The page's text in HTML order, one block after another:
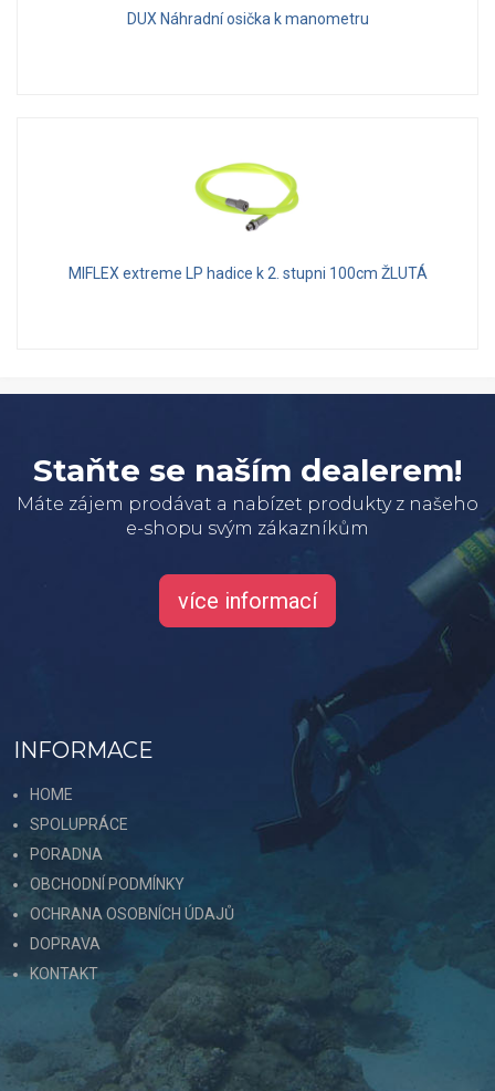
DUX Náhradní osička k manometru
MIFLEX extreme LP hadice k 2. stupni 100cm ŽLUTÁ
Staňte se naším dealerem!
Máte zájem prodávat a nabízet produkty z našeho
e-shopu svým zákazníkům
více informací
INFORMACE
HOME
SPOLUPRÁCE
PORADNA
OBCHODNÍ PODMÍNKY
OCHRANA OSOBNÍCH ÚDAJŮ
DOPRAVA
KONTAKT